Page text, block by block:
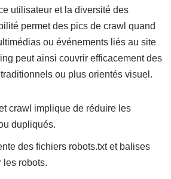
utilisateur et la diversité des
permet des pics de crawl quand
ou événements liés au site
peut ainsi couvrir efficacement des
ou plus orientés visuel.
crawl implique de réduire les
dupliqués.
des fichiers robots.txt et balises
les robots.